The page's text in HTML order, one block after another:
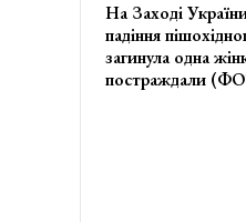
На Заході
падіння
загинула одна
постраждали